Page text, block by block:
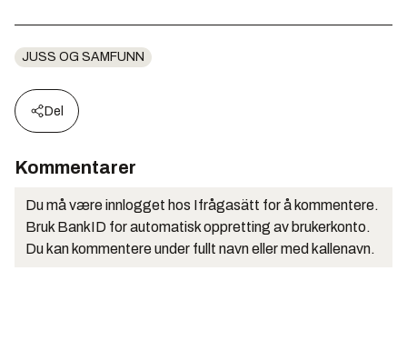
JUSS OG SAMFUNN
Del
Kommentarer
Du må være innlogget hos Ifrågasätt for å kommentere.
Bruk BankID for automatisk oppretting av brukerkonto.
Du kan kommentere under fullt navn eller med kallenavn.